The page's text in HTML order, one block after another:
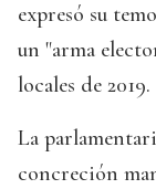
expresó su
un "arma
locales de 2019.
La
concreción